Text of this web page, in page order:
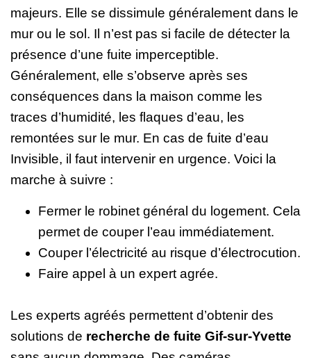
majeurs. Elle se dissimule généralement dans le
mur ou le sol. Il n’est pas si facile de détecter la
présence d’une fuite imperceptible.
Généralement, elle s’observe après ses
conséquences dans la maison comme les
traces d’humidité, les flaques d’eau, les
remontées sur le mur. En cas de fuite d’eau
Invisible, il faut intervenir en urgence. Voici la
marche à suivre :
Fermer le robinet général du logement. Cela
permet de couper l’eau immédiatement.
Couper l’électricité au risque d’électrocution.
Faire appel à un expert agrée.
Les experts agréés permettent d’obtenir des
solutions de recherche de fuite Gif-sur-Yvette